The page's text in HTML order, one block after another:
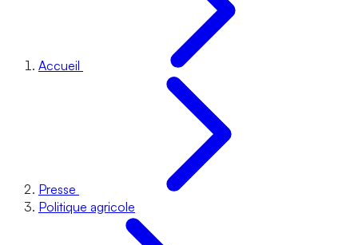
Accueil
Presse
Politique agricole